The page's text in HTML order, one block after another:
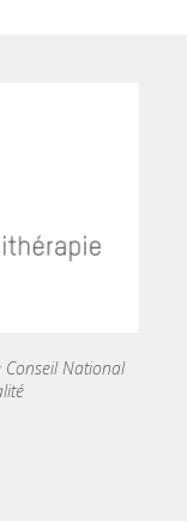
National